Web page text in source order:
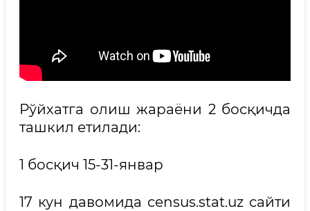
Рўйхатга олиш жараёни 2 босқичда
ташкил етилади:
1 босқич 15-31-январ
17 кун давомида census.stat.uz сайти